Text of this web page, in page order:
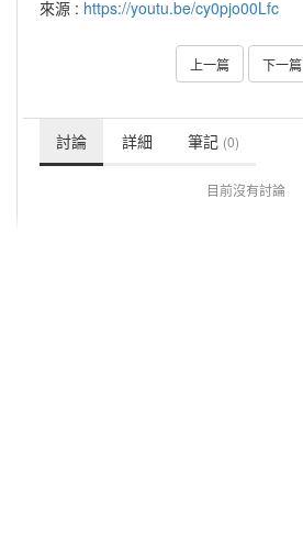
來源 : https://youtu.be/cy0pjo00Lfc
上一篇 下一篇
討論 詳細 筆記 (0)
目前沒有討論